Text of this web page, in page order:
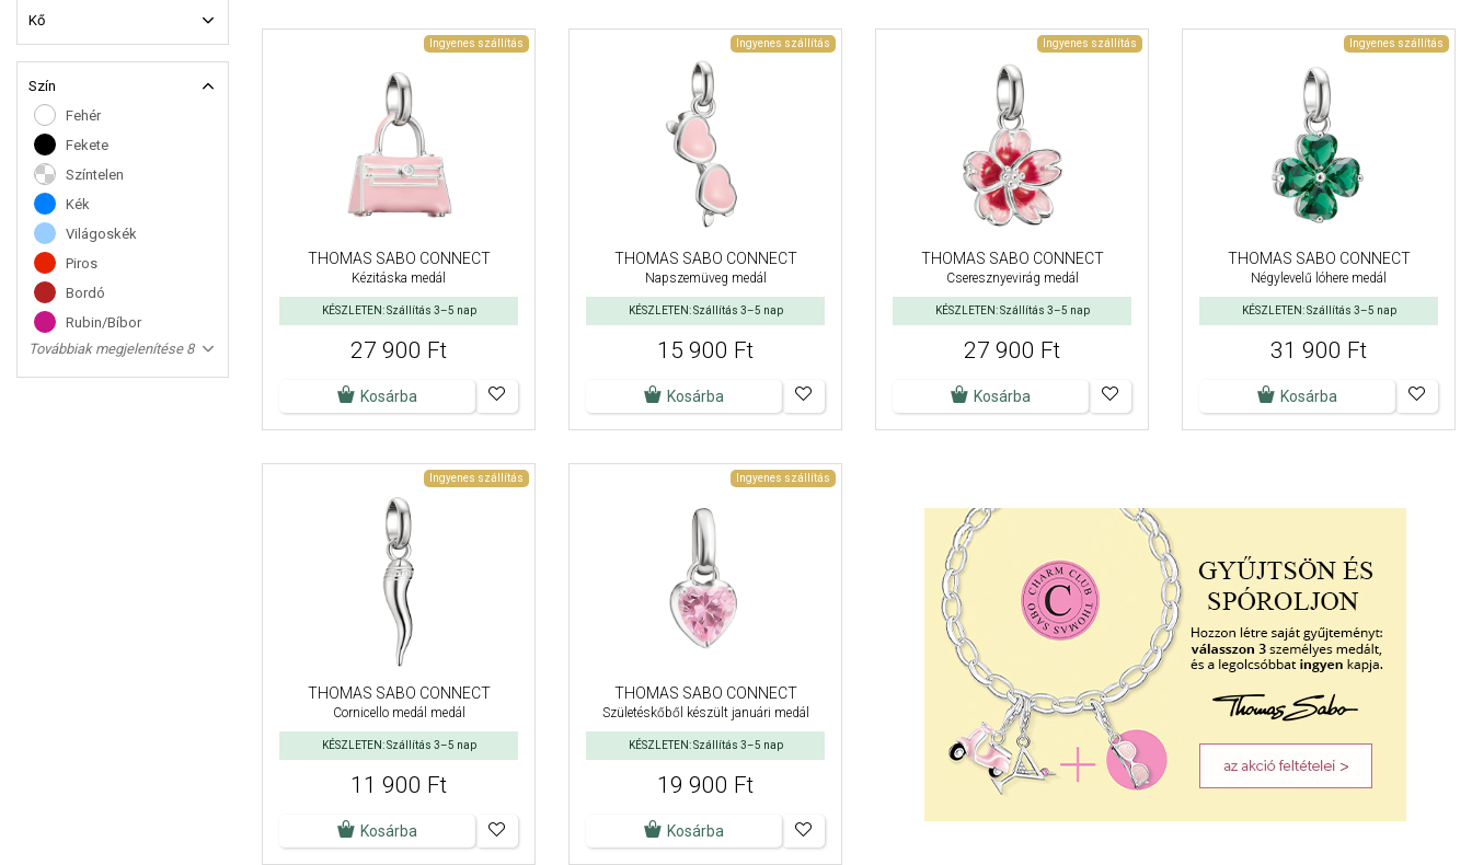
Kő
Szín
Fehér
Fekete
Színtelen
Kék
Világoskék
Piros
Bordó
Rubin/Bíbor
Továbbiak megjelenítése 8
Ingyenes szállítás
THOMAS SABO CONNECT
Kézitáska medál
KÉSZLETEN: Szállítás 3–5 nap
27 900 Ft
Kosárba
Ingyenes szállítás
THOMAS SABO CONNECT
Napszemüveg medál
KÉSZLETEN: Szállítás 3–5 nap
15 900 Ft
Kosárba
Ingyenes szállítás
THOMAS SABO CONNECT
Cseresznyevirág medál
KÉSZLETEN: Szállítás 3–5 nap
27 900 Ft
Kosárba
Ingyenes szállítás
THOMAS SABO CONNECT
Négylevelű lóhere medál
KÉSZLETEN: Szállítás 3–5 nap
31 900 Ft
Kosárba
Ingyenes szállítás
THOMAS SABO CONNECT
Cornicello medál medál
KÉSZLETEN: Szállítás 3–5 nap
11 900 Ft
Kosárba
Ingyenes szállítás
THOMAS SABO CONNECT
Születéskőből készült januári medál
KÉSZLETEN: Szállítás 3–5 nap
19 900 Ft
Kosárba